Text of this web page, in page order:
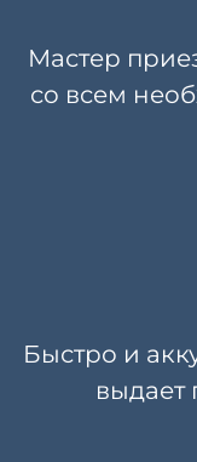
Мастер
со всем
Быстро и
выдает